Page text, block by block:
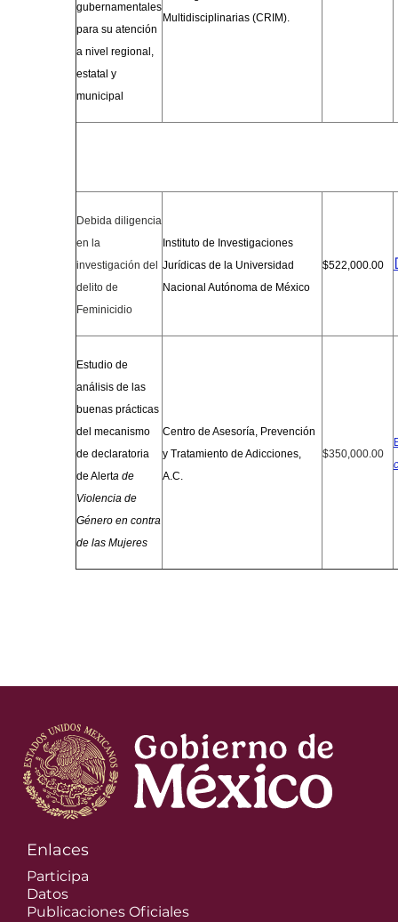
gubernamentales
para su atención
a nivel regional,
estatal y
municipal
Multidisciplinarias (CRIM).
Debida diligencia
en la
investigación del
delito de
Feminicidio
Instituto de Investigaciones
Jurídicas de la Universidad
Nacional Autónoma de México
$522,000.00
Estudio de
análisis de las
buenas prácticas
del mecanismo
de declaratoria
de Alerta de
Violencia de
Género en contra
de las Mujeres
Centro de Asesoría, Prevención
y Tratamiento de Adicciones,
A.C.
$350,000.00
Enlaces
Participa
Datos
Publicaciones Oficiales